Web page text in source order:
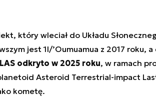
który wleciał do Układu
jest 1I/’Oumuamua z 2017 roku,
odkryto w 2025 roku, w ramach
Asteroid Terrestrial-impact
kometę.